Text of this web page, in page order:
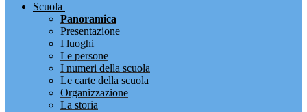
Scuola
Panoramica
Presentazione
I luoghi
Le persone
I numeri della scuola
Le carte della scuola
Organizzazione
La storia